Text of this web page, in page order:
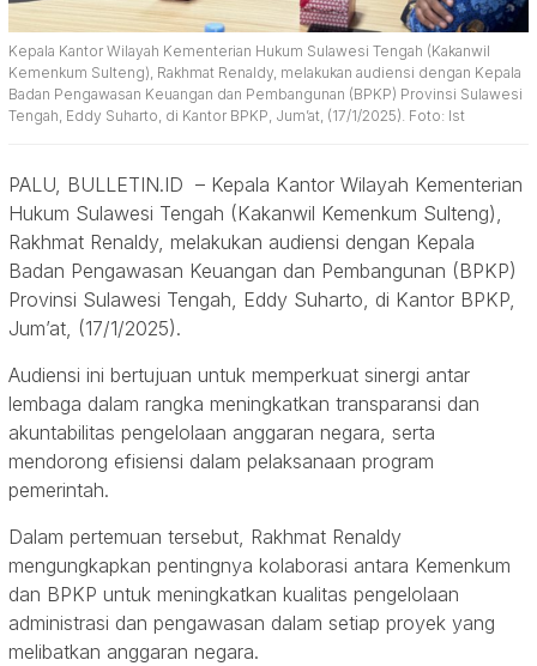
Kepala Kantor Wilayah Kementerian Hukum Sulawesi Tengah (Kakanwil
Kemenkum Sulteng), Rakhmat Renaldy, melakukan audiensi dengan Kepala
Badan Pengawasan Keuangan dan Pembangunan (BPKP) Provinsi Sulawesi
Tengah, Eddy Suharto, di Kantor BPKP, Jum’at, (17/1/2025). Foto: Ist
PALU, BULLETIN.ID – Kepala Kantor Wilayah Kementerian
Hukum Sulawesi Tengah (Kakanwil Kemenkum Sulteng),
Rakhmat Renaldy, melakukan audiensi dengan Kepala
Badan Pengawasan Keuangan dan Pembangunan (BPKP)
Provinsi Sulawesi Tengah, Eddy Suharto, di Kantor BPKP,
Jum’at, (17/1/2025).
Audiensi ini bertujuan untuk memperkuat sinergi antar
lembaga dalam rangka meningkatkan transparansi dan
akuntabilitas pengelolaan anggaran negara, serta
mendorong efisiensi dalam pelaksanaan program
pemerintah.
Dalam pertemuan tersebut, Rakhmat Renaldy
mengungkapkan pentingnya kolaborasi antara Kemenkum
dan BPKP untuk meningkatkan kualitas pengelolaan
administrasi dan pengawasan dalam setiap proyek yang
melibatkan anggaran negara.